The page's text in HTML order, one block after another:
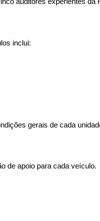
inclui:
gerais de cada
de apoio para cada veículo.